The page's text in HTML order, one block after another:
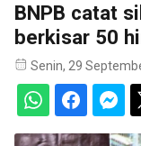
BNPB catat
berkisar 50
Senin, 29